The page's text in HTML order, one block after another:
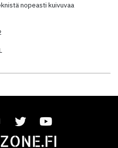
nopeasti kuivuvaa